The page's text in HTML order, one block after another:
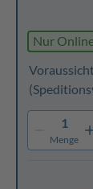
Nur
1
Menge